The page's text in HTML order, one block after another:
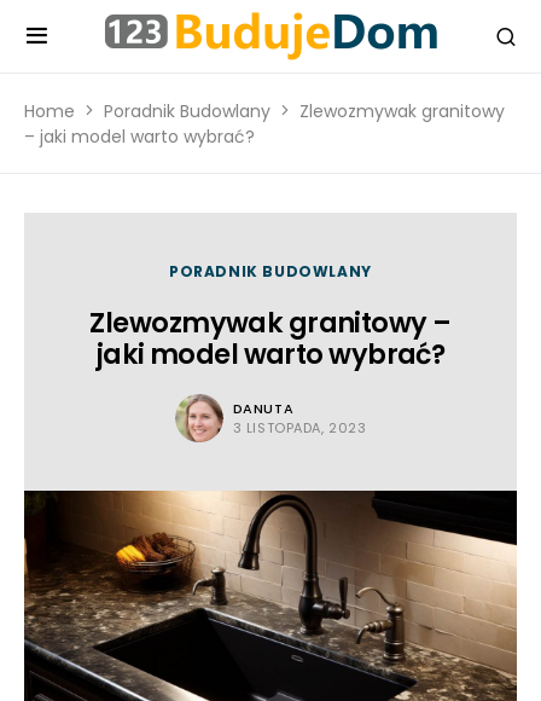
Home Poradnik Budowlany
Zlewozmywak granitowy
– jaki model warto wybrać?
PORADNIK BUDOWLANY
Zlewozmywak granitowy –
jaki model warto wybrać?
DANUTA
3 LISTOPADA, 2023